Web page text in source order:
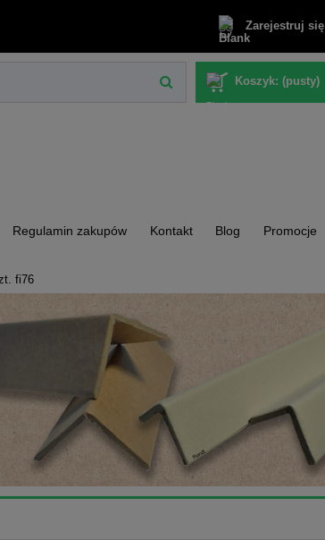
Zarejestruj się
Koszyk: (pusty)
Regulamin zakupów Kontakt Blog Promocje
fi76